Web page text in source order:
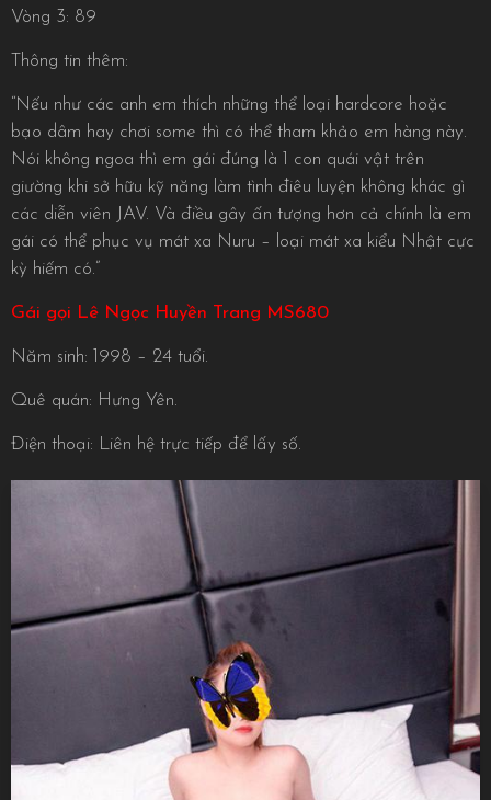
Vòng 3: 89
Thông tin thêm:
“Nếu như các anh em thích những thể loại hardcore hoặc
bạo dâm hay chơi some thì có thể tham khảo em hàng này.
Nói không ngoa thì em gái đúng là 1 con quái vật trên
giường khi sở hữu kỹ năng làm tình điêu luyện không khác gì
các diễn viên JAV. Và điều gây ấn tượng hơn cả chính là em
gái có thể phục vụ mát xa Nuru – loại mát xa kiểu Nhật cực
kỳ hiếm có.”
Gái gọi Lê Ngọc Huyền Trang MS680
Năm sinh: 1998 – 24 tuổi.
Quê quán: Hưng Yên.
Điện thoại: Liên hệ trực tiếp để lấy số.